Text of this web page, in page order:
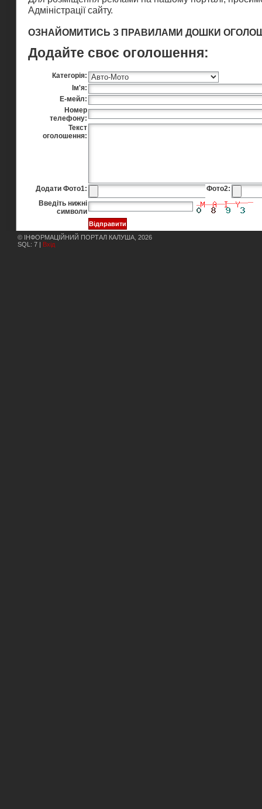
Адміністрації сайту.
ОЗНАЙОМИТИСЬ З ПРАВИЛАМИ ДОШКИ
Додайте своє оголошення:
Категорія:
Ім'я:
Е-мейл:
Номер
телефону:
Текст
оголошення:
Додати Фото1:
Фото2:
Введіть нижні
символи
© ІНФОРМАЦІЙНИЙ ПОРТАЛ КАЛУША, 2026
SQL: 7 | Вхід